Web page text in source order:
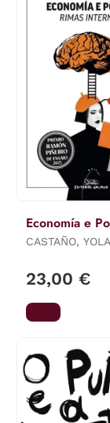
Economía e
CASTAÑO,
23,00 €